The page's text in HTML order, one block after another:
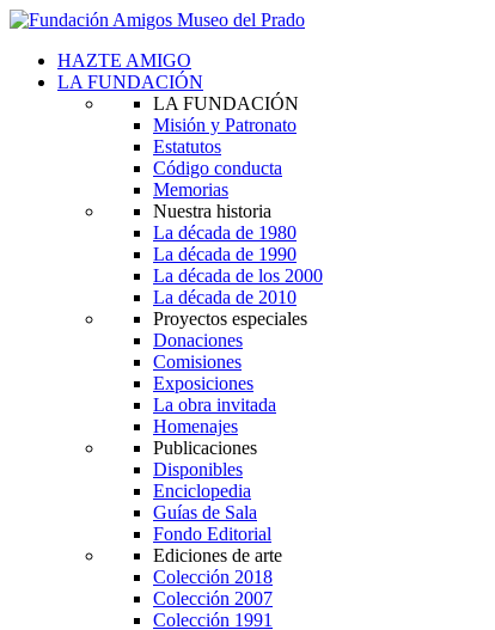
HAZTE AMIGO
LA FUNDACIÓN
LA FUNDACIÓN
Misión y Patronato
Estatutos
Código conducta
Memorias
Nuestra historia
La década de 1980
La década de 1990
La década de los 2000
La década de 2010
Proyectos especiales
Donaciones
Comisiones
Exposiciones
La obra invitada
Homenajes
Publicaciones
Disponibles
Enciclopedia
Guías de Sala
Fondo Editorial
Ediciones de arte
Colección 2018
Colección 2007
Colección 1991